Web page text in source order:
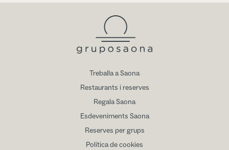
Treballa a Saona
Restaurants i reserves
Regala Saona
Esdeveniments Saona
Reserves per grups
Política de cookies